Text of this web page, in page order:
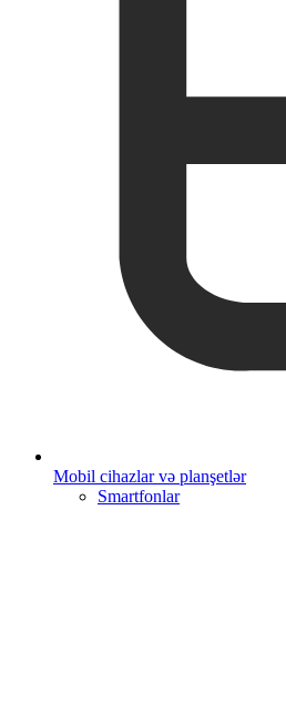
Mobil cihazlar və planşetlər
Smartfonlar